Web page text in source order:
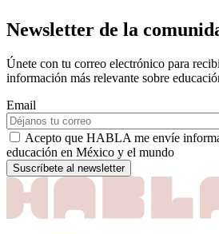
Newsletter de la
Únete con tu correo electrónico para
información más relevante sobre
Email
Acepto que HABLA me envíe
educación en México y el mundo